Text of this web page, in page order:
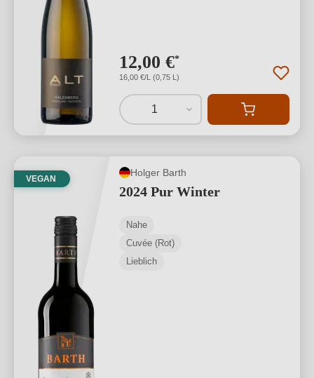
12,00 €*
16,00 €/L (0,75 L)
1
VEGAN
Holger Barth
2024 Pur Winter
Nahe
Cuvée (Rot)
Lieblich